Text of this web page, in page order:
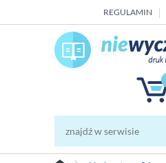
REGULAMIN